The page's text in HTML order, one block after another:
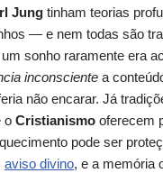
Jung tinham teorias
— e nem todas são
sonho raramente era
inconsciente a
não encarar. Já
o Cristianismo oferecem
pode ser
aviso divino, e a memória